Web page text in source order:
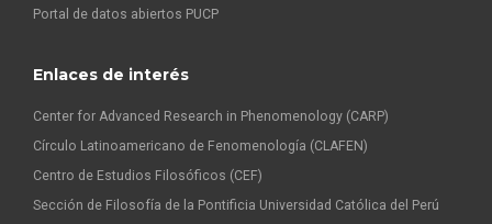
Portal de datos abiertos PUCP
Enlaces de interés
Center for Advanced Research in Phenomenology (CARP)
Círculo Latinoamericano de Fenomenología (CLAFEN)
Centro de Estudios Filosóficos (CEF)
Sección de Filosofía de la Pontificia Universidad Católica del Perú